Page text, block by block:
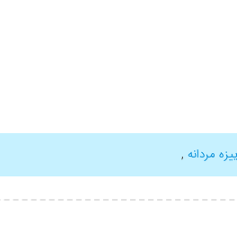
مردانه ,